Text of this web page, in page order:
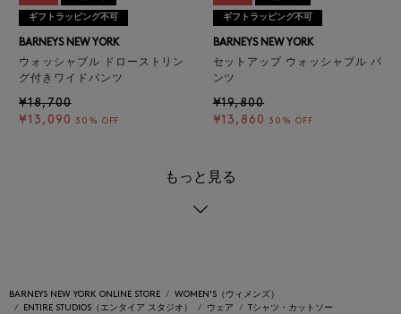
ギフトラッピング不可
BARNEYS NEW YORK
ウォッシャブル ドローストリン
グ付きワイドパンツ
¥18,700
¥13,090 30% OFF
ギフトラッピング不可
BARNEYS NEW YORK
セットアップ ウォッシャブル パ
ンツ
¥19,800
¥13,860 30% OFF
もっと見る
BARNEYS NEW YORK ONLINE STORE
WOMEN'S（ウィメンズ）
ENTIRE STUDIOS（エンタイア スタジオ）
ウェア
Tシャツ・カットソー